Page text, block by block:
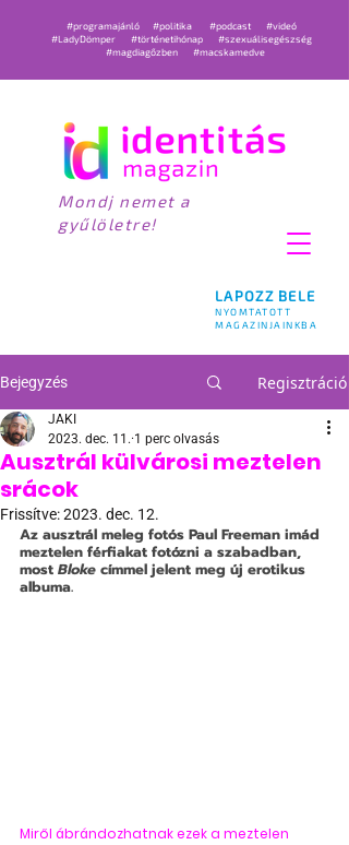
LAPOZZ BELE
NYOMTATOTT
MAGAZINJAINKBA
#programajánló #politika #podcast
#videó
#LadyDömper
#történetihónap
#szexuálisegészség
#magdiagőzben
#macskamedve
Mondj nemet a
gyűlöletre!
Bejegyzés Regisztráció
Ausztrál külvárosi meztelen
srácok
JAKI
2023. dec. 11. 1 perc olvasás
Frissítve:2023. dec. 12.
Az ausztrál meleg fotós Paul Freeman imád
meztelen férfiakat fotózni a szabadban,
most Bloke címmel jelent meg új erotikus
albuma.
Miről ábrándozhatnak ezek a meztelen